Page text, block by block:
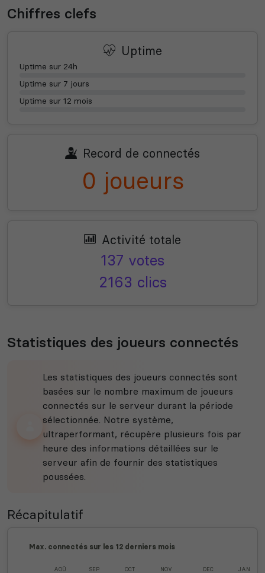
Chiffres clefs
Uptime
Uptime sur 24h
Uptime sur 7 jours
Uptime sur 12 mois
Record de connectés
0 joueurs
Activité totale
137 votes
2163 clics
Statistiques des joueurs connectés
Les statistiques des joueurs connectés sont
basées sur le nombre maximum de joueurs
connectés sur le serveur durant la période
sélectionnée. Notre système,
ultraperformant, récupère plusieurs fois par
heure des informations détaillées sur le
serveur afin de fournir des statistiques
poussées.
Récapitulatif
Max. connectés sur les 12 derniers mois
AOÛ SEP OCT NOV DEC JAN